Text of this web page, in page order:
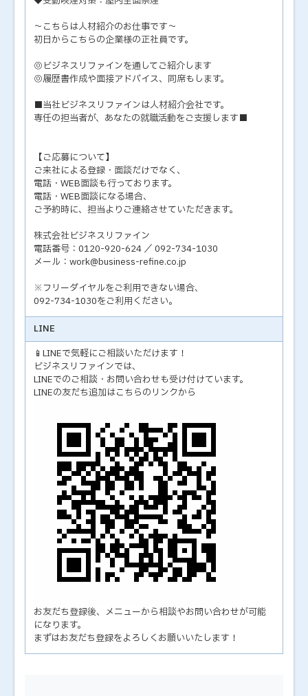
～こちらは人材紹介のお仕事です～
初日からこちらの企業様の正社員です。
◎ビジネスリファインを通してご紹介します
◎履歴書作成や面接アドバイス、同席もします。
■当社ビジネスリファインは人材紹介会社です。
専任の担当者が、あなたの就職活動をご支援します■
【ご応募について】
ご来社による登録・面談だけでなく、
電話・WEB面談も行っております。
電話・WEB面談になる場合、
ご予約時に、担当よりご連絡させていただきます。
株式会社ビジネスリファイン
電話番号：0120-920-624 ／ 092-734-1030
メール：work@business-refine.co.jp
※フリーダイヤルをご利用できない場合、
092-734-1030をご利用ください。
LINE
📱LINEで気軽にご相談いただけます！
ビジネスリファインでは、
LINEでのご相談・お問い合わせも受け付けています。
LINEの友だち追加はこちらのリンクから
お友だち登録後、メニューから相談やお問い合わせが可能
になります。
まずはお友だち登録をよろしくお願いいたします！